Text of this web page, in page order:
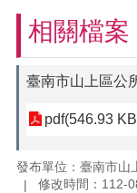
相關檔案
臺南市山上區公
pdf(546.93
發布單位：臺南市山
修改時間：112-